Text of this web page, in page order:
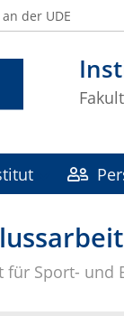
der UDE
für Sport- und